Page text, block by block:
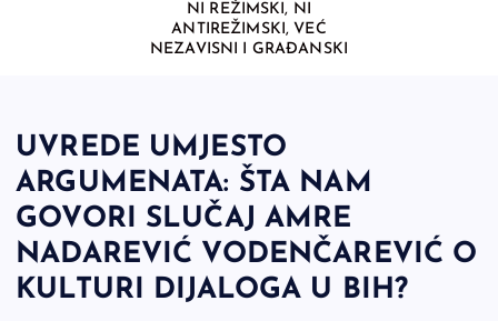
NI REŽIMSKI, NI
ANTIREŽIMSKI, VEĆ
NEZAVISNI I GRAĐANSKI
UVREDE UMJESTO
ARGUMENATA: ŠTA NAM
GOVORI SLUČAJ AMRE
NADAREVIĆ VODENČAREVIĆ O
KULTURI DIJALOGA U BIH?